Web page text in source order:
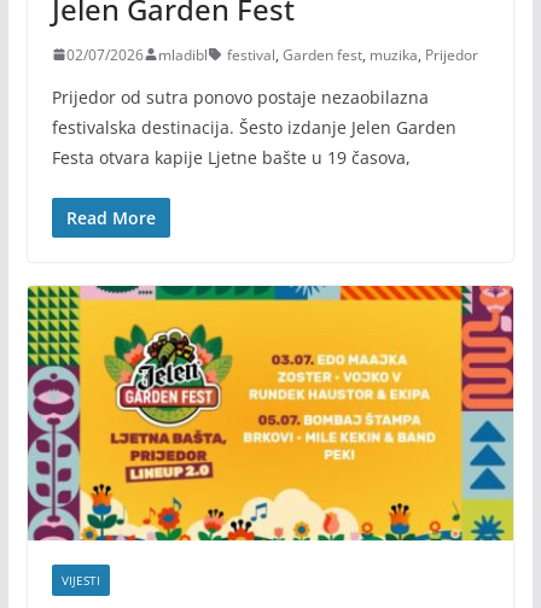
Jelen Garden Fest
02/07/2026 mladibl festival, Garden fest, muzika, Prijedor
Prijedor od sutra ponovo postaje nezaobilazna
festivalska destinacija. Šesto izdanje Jelen Garden
Festa otvara kapije Ljetne bašte u 19 časova,
Read More
VIJESTI